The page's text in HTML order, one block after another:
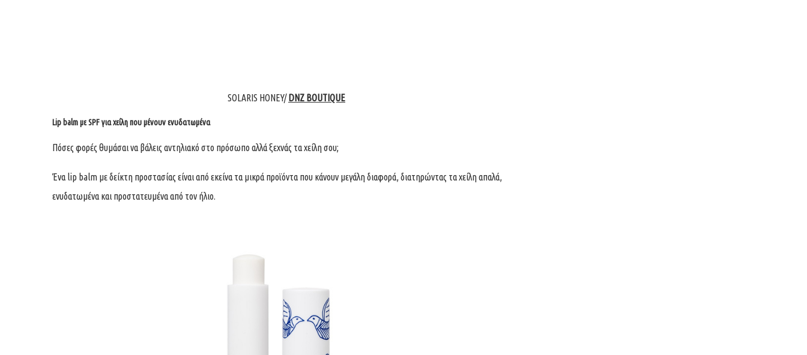
SOLARIS HONEY/ DNZ BOUTIQUE
Lip balm με SPF για χείλη που μένουν ενυδατωμένα
Πόσες φορές θυμάσαι να βάλεις αντηλιακό στο πρόσωπο αλλά ξεχνάς τα χείλη σου;
Ένα lip balm με δείκτη προστασίας είναι από εκείνα τα μικρά προϊόντα που κάνουν μεγάλη διαφορά, διατηρώντας τα χείλη απαλά,
ενυδατωμένα και προστατευμένα από τον ήλιο.